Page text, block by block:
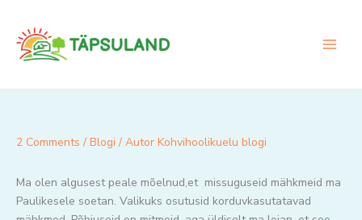
content
2 Comments / Blogi / Autor Kohvihoolikuelu blogi
Ma olen algusest peale mõelnud,et missuguseid mähkmeid ma
Paulikesele soetan. Valikuks osutusid korduvkasutatavad